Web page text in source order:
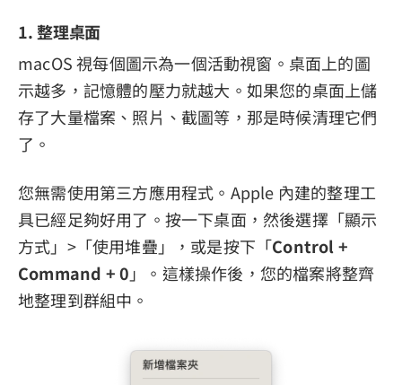
1. 整理桌面
macOS 視每個圖示為一個活動視窗。桌面上的圖
示越多，記憶體的壓力就越大。如果您的桌面上儲
存了大量檔案、照片、截圖等，那是時候清理它們
了。
您無需使用第三方應用程式。Apple 內建的整理工
具已經足夠好用了。按一下桌面，然後選擇「顯示
方式」>「使用堆疊」，或是按下「Control +
Command + 0 」。這樣操作後，您的檔案將整齊
地整理到群組中。